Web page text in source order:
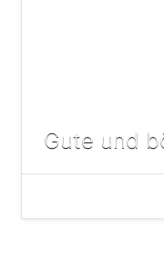
Gute und